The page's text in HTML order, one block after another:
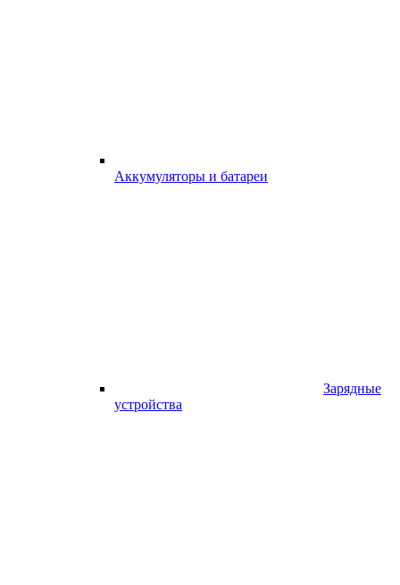
Аккумуляторы и батареи
Зарядные
устройства